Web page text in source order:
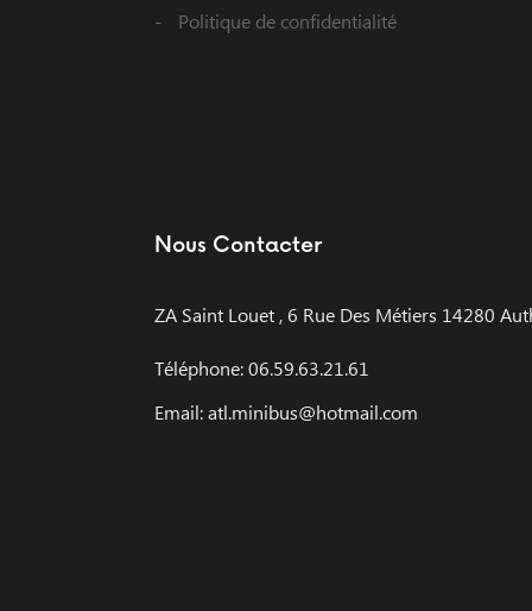
Politique de confidentialité
Nous Contacter
ZA Saint Louet , 6 Rue Des Métiers 14280
Téléphone: 06.59.63.21.61
Email: atl.minibus@hotmail.com